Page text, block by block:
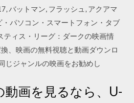
バットマン, フラッシュ, アクアマ
パソコン・スマートフォン・タブ
ティス・リーグ：ダークの映画情
、映画の無料視聴と動画ダウンロ
じジャンルの映画をお勧めし
画を見るなら、U-